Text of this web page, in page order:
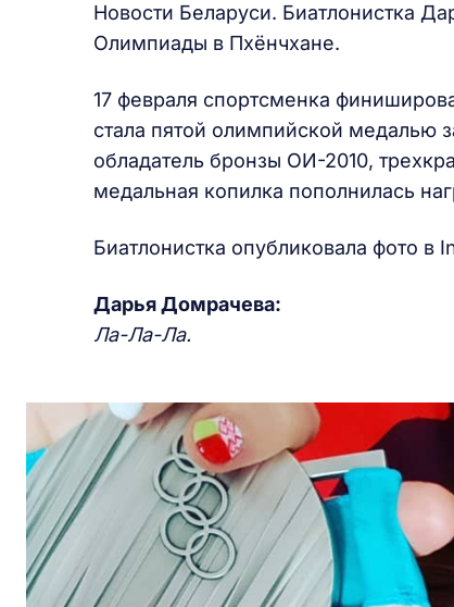
Новости Беларуси. Биатлонистка
Олимпиады в Пхёнчхане.
17 февраля спортсменка
стала пятой олимпийской медалью
обладатель бронзы ОИ-2010,
медальная копилка пополнилась
Биатлонистка опубликовала фото в
Дарья Домрачева:
Ла-Ла-Ла.